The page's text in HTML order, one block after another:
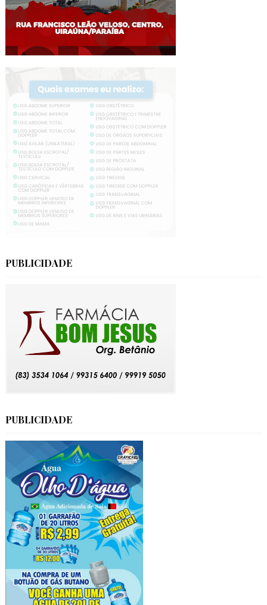
PUBLICIDADE
PUBLICIDADE